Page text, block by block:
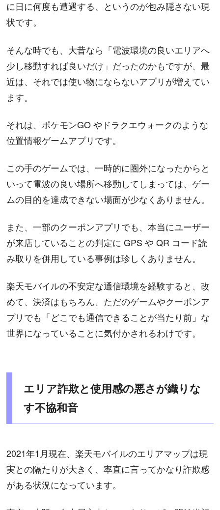
に日に何度も遭遇する、というのが包み隠さない現
状です。
そんな時でも、大昔なら「電波環境の良いエリアへ
少し移動すれば良いだけ」だったのかもですが、最
近は、それでは使い物にならないアプリが増えてい
ます。
それは、ポケモンGO やドラクエウォークのような
位置情報ゲームアプリです。
この手のゲームでは、一時的に圏外になったからと
いって電波の良い場所へ移動してしまっては、ゲー
ムの目的を達成できない場面が少なくありません。
また、一部のクーポンアプリでも、本当にユーザー
が来店していることの判定に GPS や QR コード読
み取りを併用している事例は珍しくありません。
楽天モバイルの不安定な通信環境を経験すると、改
めて、決済はもちろん、ただのゲームやクーポンア
プリでも「どこでも通信できることが当たり前」な
世界になっていることに気付かされるわけです。
エリア詐欺と使用感の悪さが織りな
す不協和音
2021年1月現在、楽天モバイルのエリアマップは現
実との隔たりが大きく、率直に言ってかなり詐欺感
がある状況になっています。